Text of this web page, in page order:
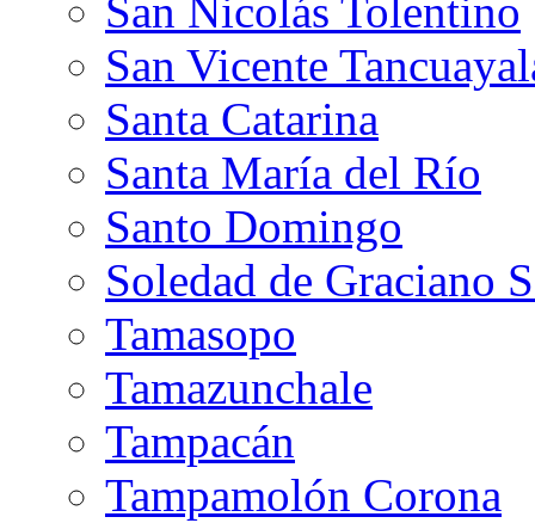
San Nicolás Tolentino
San Vicente
Santa Catarina
Santa María del Río
Santo Domingo
Soledad de Graciano
Tamasopo
Tamazunchale
Tampacán
Tampamolón Corona